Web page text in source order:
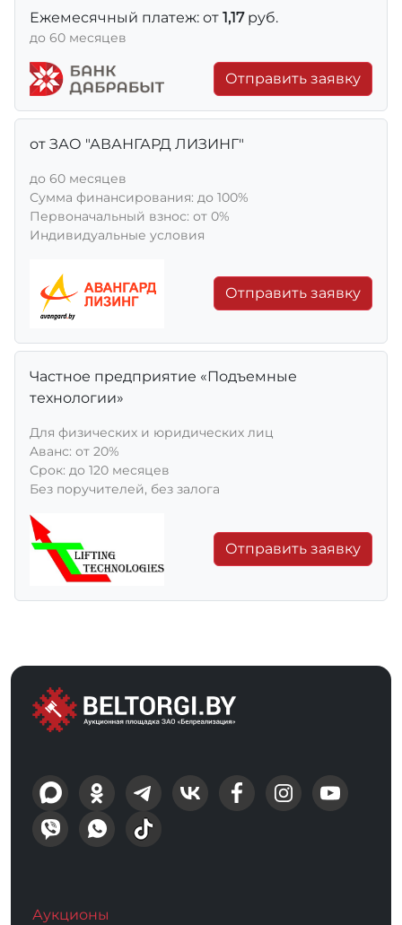
Ежемесячный платеж: от 1,17руб.
до 60 месяцев
Отправить заявку
от ЗАО "АВАНГАРД ЛИЗИНГ"
до 60 месяцев
Сумма финансирования: до 100%
Первоначальный взнос: от 0%
Индивидуальные условия
Отправить заявку
Частное предприятие «Подъемные
технологии»
Для физических и юридических лиц
Aванс: от 20%
Срок: до 120 месяцев
Без поручителей, без залога
Отправить заявку
Аукционы